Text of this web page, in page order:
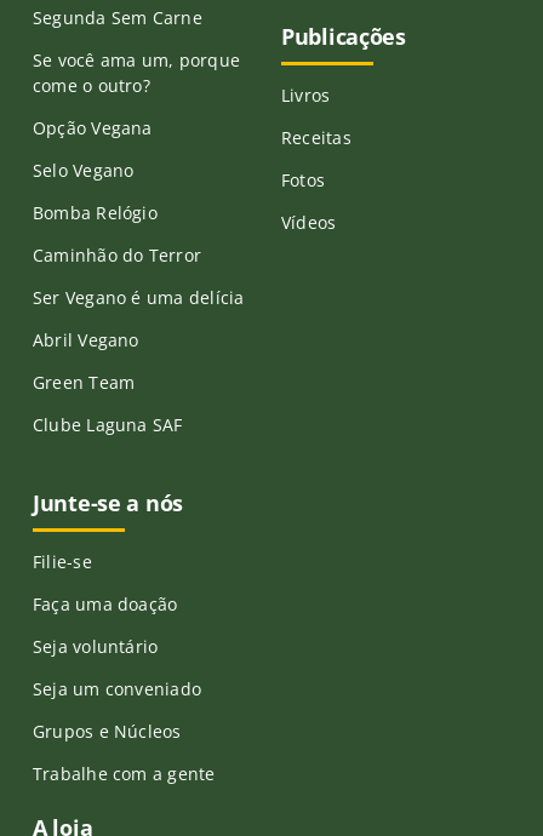
Segunda Sem Carne
Se você ama um, porque
come o outro?
Opção Vegana
Selo Vegano
Bomba Relógio
Caminhão do Terror
Ser Vegano é uma delícia
Abril Vegano
Green Team
Clube Laguna SAF
Publicações
Livros
Receitas
Fotos
Vídeos
Junte-se a nós
Filie-se
Faça uma doação
Seja voluntário
Seja um conveniado
Grupos e Núcleos
Trabalhe com a gente
A loja